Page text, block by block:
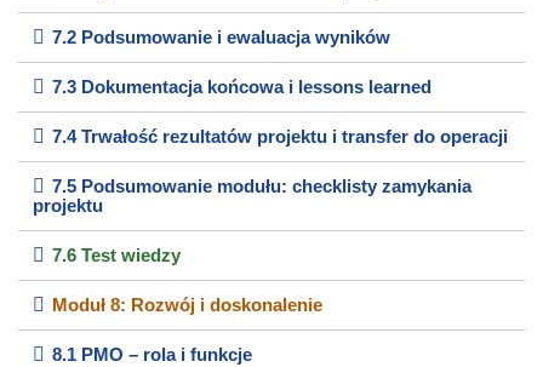
7.2 Podsumowanie i ewaluacja wyników
7.3 Dokumentacja końcowa i lessons learned
7.4 Trwałość rezultatów projektu i transfer do operacji
7.5 Podsumowanie modułu: checklisty zamykania
projektu
7.6 Test wiedzy
Moduł 8: Rozwój i doskonalenie
8.1 PMO – rola i funkcje